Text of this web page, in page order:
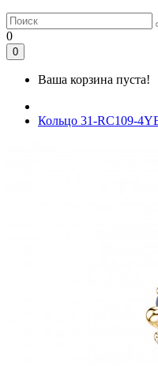
0
0
Ваша корзина пуста!
Кольцо 31-RC109-